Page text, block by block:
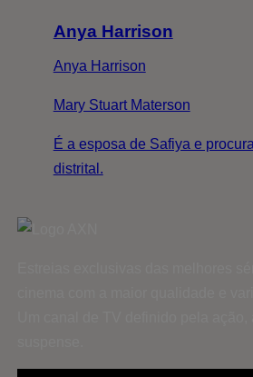
Anya Harrison
Anya Harrison
Mary Stuart Materson
É a esposa de Safiya e
distrital.